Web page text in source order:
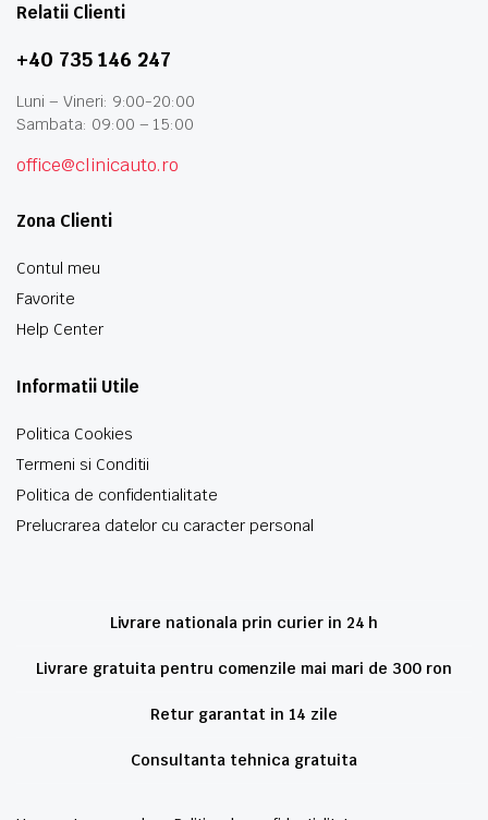
Relatii Clienti
+40 735 146 247
Luni – Vineri: 9:00-20:00
Sambata: 09:00 – 15:00
office@clinicauto.ro
Zona Clienti
Contul meu
Favorite
Help Center
Informatii Utile
Politica Cookies
Termeni si Conditii
Politica de confidentialitate
Prelucrarea datelor cu caracter personal
Livrare nationala prin curier in 24 h
Livrare gratuita pentru comenzile mai mari de 300 ron
Retur garantat in 14 zile
Consultanta tehnica gratuita